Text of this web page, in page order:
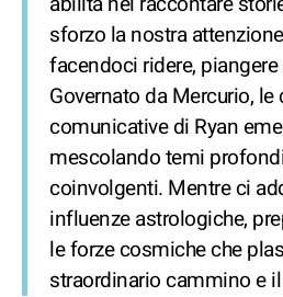
sforzo la nostra
facendoci ridere,
Governato da Mercurio, le
comunicative di Ryan
mescolando temi
coinvolgenti. Mentre ci
influenze astrologiche,
le forze cosmiche che
straordinario cammino e